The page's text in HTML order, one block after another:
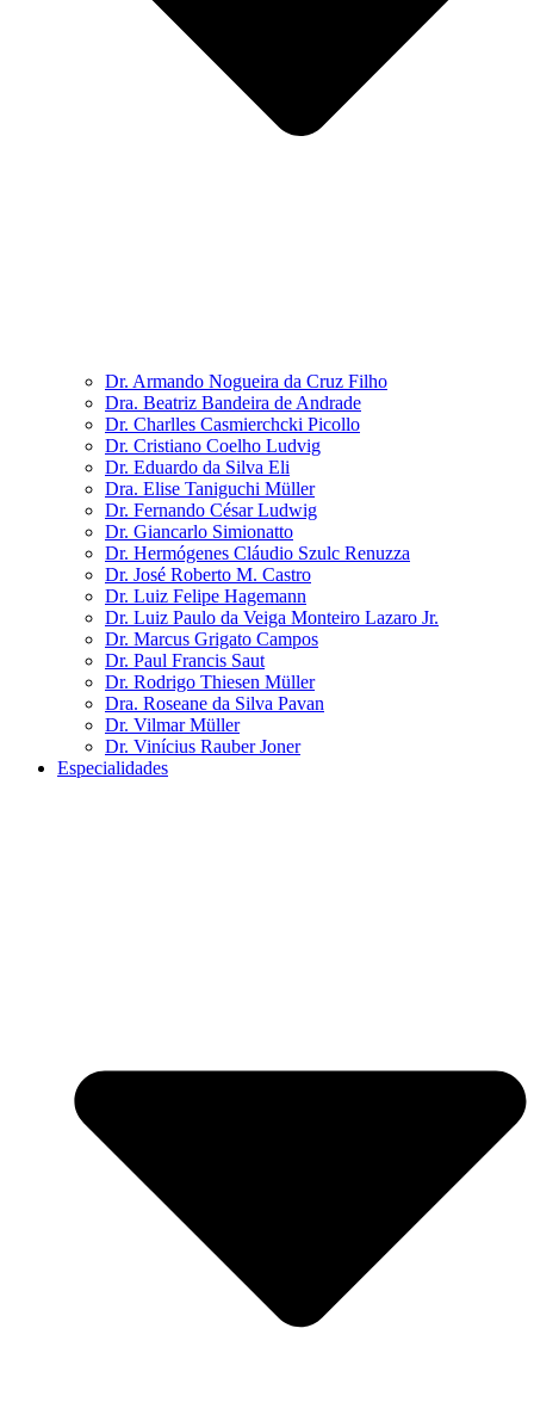
Dr. Armando Nogueira da Cruz Filho
Dra. Beatriz Bandeira de Andrade
Dr. Charlles Casmierchcki Picollo
Dr. Cristiano Coelho Ludvig
Dr. Eduardo da Silva Eli
Dra. Elise Taniguchi Müller
Dr. Fernando César Ludwig
Dr. Giancarlo Simionatto
Dr. Hermógenes Cláudio Szulc Renuzza
Dr. José Roberto M. Castro
Dr. Luiz Felipe Hagemann
Dr. Luiz Paulo da Veiga Monteiro Lazaro Jr.
Dr. Marcus Grigato Campos
Dr. Paul Francis Saut
Dr. Rodrigo Thiesen Müller
Dra. Roseane da Silva Pavan
Dr. Vilmar Müller
Dr. Vinícius Rauber Joner
Especialidades